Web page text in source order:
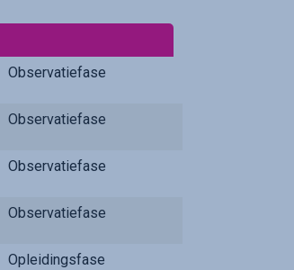
Observatiefase
Observatiefase
Observatiefase
Observatiefase
Opleidingsfase